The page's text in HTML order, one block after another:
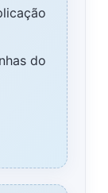
do